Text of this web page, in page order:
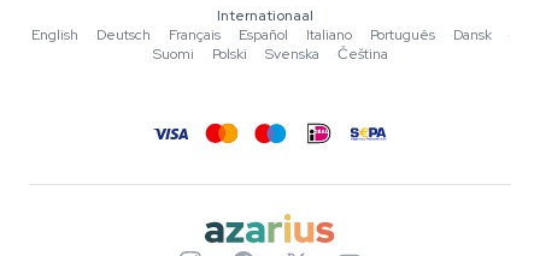
Redactionele normen
Tools & Calculators
Internationaal
English
·Deutsch ·Français ·Español ·Italiano ·Português ·Dansk
·
Suomi
·Polski ·Svenska ·Čeština